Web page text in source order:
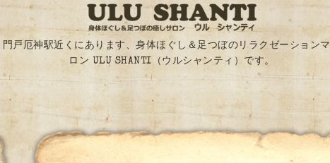
戸厄神駅近くにあります、身体ほぐし＆足つぼのリラクゼーション
ロン ULU SHANTI（ウルシャンティ）です。